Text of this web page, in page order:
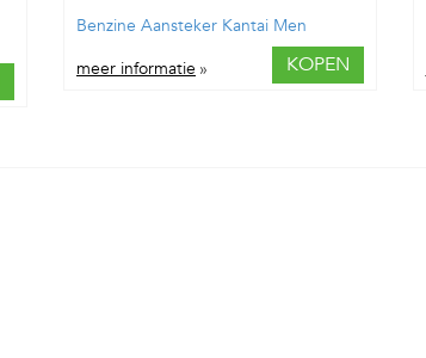
Benzine Aansteker Kantai Men
meer informatie » KOPEN